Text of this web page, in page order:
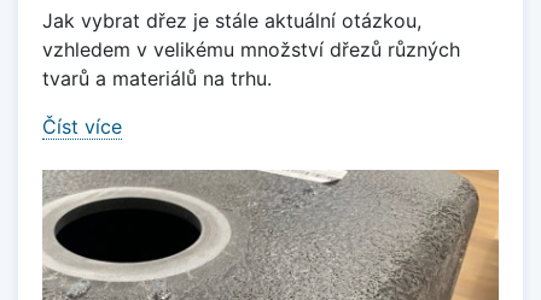
Jak vybrat dřez je stále aktuální otázkou,
vzhledem v velikému množství dřezů různých
tvarů a materiálů na trhu.
Číst více